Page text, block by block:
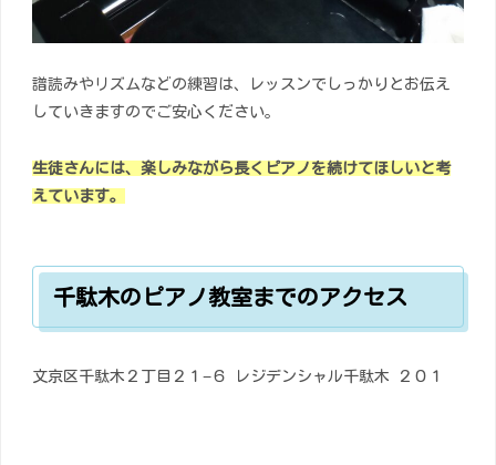
譜読みやリズムなどの練習は、レッスンでしっかりとお伝え
していきますのでご安心ください。
生徒さんには、 楽 しみながら長くピアノを続けてほしいと考
えています。
千駄木のピアノ教室までのアクセス
文京区千駄木２丁目２１−６ レジデンシャル千駄木 ２０１